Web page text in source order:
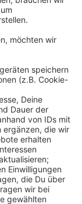
und Grüne
In ihrem
der
vereinbart,
müssen, damit
werden